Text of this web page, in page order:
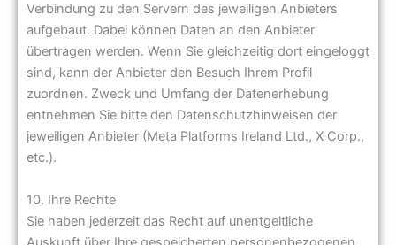
Verbindung zu den Servern des jeweiligen Anbieters
aufgebaut. Dabei können Daten an den Anbieter
übertragen werden. Wenn Sie gleichzeitig dort eingeloggt
sind, kann der Anbieter den Besuch Ihrem Profil
zuordnen. Zweck und Umfang der Datenerhebung
entnehmen Sie bitte den Datenschutzhinweisen der
jeweiligen Anbieter (Meta Platforms Ireland Ltd., X Corp.,
etc.).
10. Ihre Rechte
Sie haben jederzeit das Recht auf unentgeltliche